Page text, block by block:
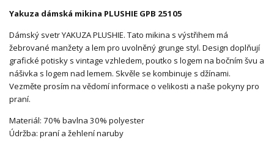
Yakuza dámská mikina PLUSHIE GPB 25105
Dámský svetr YAKUZA PLUSHIE. Tato mikina s výstřihem má
žebrované manžety a lem pro uvolněný grunge styl. Design doplňují
grafické potisky s vintage vzhledem, poutko s logem na bočním švu a
nášivka s logem nad lemem. Skvěle se kombinuje s džínami.
Vezměte prosím na vědomí informace o velikosti a naše pokyny pro
praní.
Materiál: 70% bavlna 30% polyester
Údržba: praní a žehlení naruby